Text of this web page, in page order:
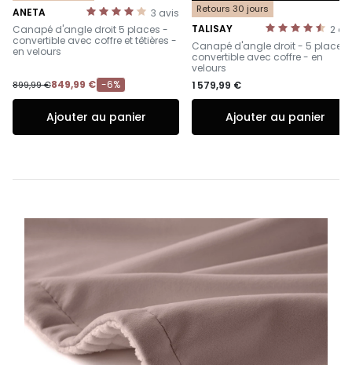
3 avis
ANETA
-
Canapé d'angle droit 5 places -
convertible avec coffre et têtières -
en velours
899,99 €849,99 € -6%
Ajouter au panier
Retours 30 jours
2
TALISAY
-
Canapé d'angle droit - 5 places
convertible avec coffre - en
velours
1 579,99 €
Ajouter au panier